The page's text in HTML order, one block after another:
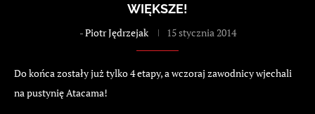
WIĘKSZE!
-Piotr Jędrzejak 15 stycznia 2014
Do końca zostały już tylko 4 etapy, a wczoraj zawodnicy wjechali
na pustynię Atacama!